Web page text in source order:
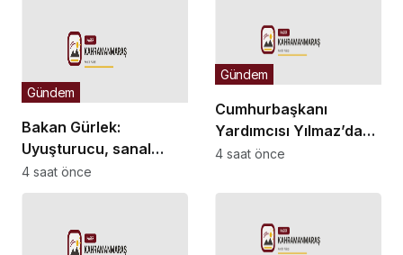
Bakan Gürlek:
Uyuşturucu, sanal
bahis ve sokak
çeteleriyle
boyuta geçeceğiz
Gündem
4 saat önce
Cumhurbaşkanı
Yardımcısı Yılmaz’dan
Demirtaş açıklaması:
olmaz, kararı yargı
Gündem
4 saat önce